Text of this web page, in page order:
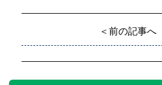
＜前の記事へ